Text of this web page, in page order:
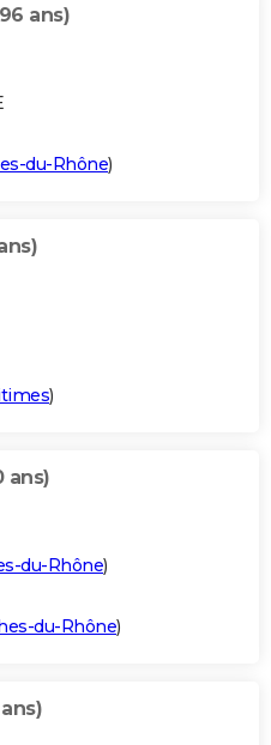
ans)
du-Rhône)
)
ans)
du-Rhône)
du-Rhône)